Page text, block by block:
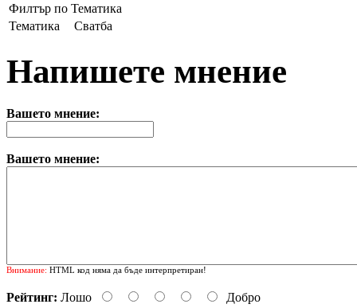
Филтър по Тематика
Тематика
Сватба
Напишете мнение
Вашето мнение:
Вашето мнение:
Внимание: HTML код няма да бъде интерпретиран!
Рейтинг: Лошо Добро